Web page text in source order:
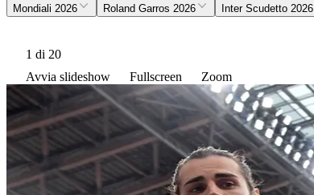
Mondiali 2026 Roland Garros 2026 Inter Scudetto 2026
1 di 20
Avvia slideshow
Fullscreen Zoom